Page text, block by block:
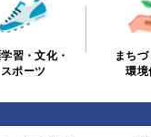
習・文化・
スポーツ
まちづ
環境